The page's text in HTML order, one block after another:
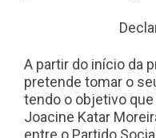
A partir do início da
pretende tomar o
tendo o objetivo
Joacine Katar
entre o Partido